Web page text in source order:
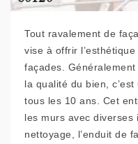
Tout ravalement de
vise à offrir
façades.
la qualité du bien,
tous les 10 ans. Cet
les murs avec
nettoyage, l’enduit de